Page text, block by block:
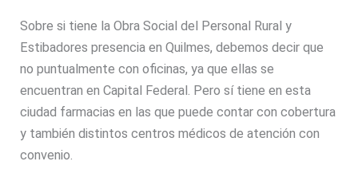
Sobre si tiene la Obra Social del Personal Rural y
Estibadores presencia en Quilmes, debemos decir que
no puntualmente con oficinas, ya que ellas se
encuentran en Capital Federal. Pero sí tiene en esta
ciudad farmacias en las que puede contar con cobertura
y también distintos centros médicos de atención con
convenio.